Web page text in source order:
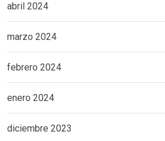
abril 2024
marzo 2024
febrero 2024
enero 2024
diciembre 2023